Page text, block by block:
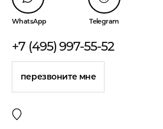
WhatsApp Telegram
+7 (495) 997-55-52
перезвоните мне